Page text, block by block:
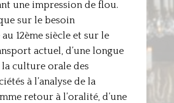
une impression de flou.
sur le besoin
12ème siècle et sur le
actuel, d’une longue
culture orale des
à l’analyse de la
retour à l’oralité, d’une